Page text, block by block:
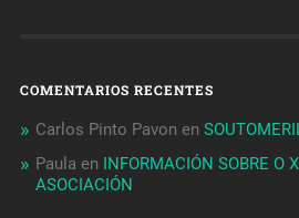
COMENTARIOS RECENTES
Carlos Pinto Pavon en
Paula en INFORMACIÓN SOBRE O
ASOCIACIÓN